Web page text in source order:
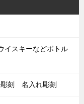
イスキーなどボトル
刻 名入れ彫刻